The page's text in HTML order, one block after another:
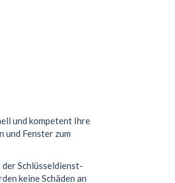
und kompetent Ihre
und Fenster zum
der Schlüsseldienst-
keine Schäden an